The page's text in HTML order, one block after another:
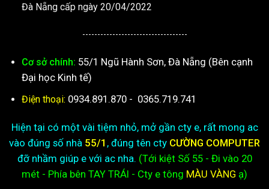
Đà Nẵng cấp ngày 20/04/2022
-----------------------------------
Cơ sở chính: 55/1 Ngũ Hành Sơn, Đà Nẵng (Bên cạnh
Đại học Kinh tế)
Điện thoại: 0934.891.870 - 0365.719.741
Hiện tại có một vài tiệm nhỏ, mở gần cty e, rất mong ac
vào đúng số nhà 55/1 , đúng tên cty CƯỜNG COMPUTER
đỡ nhầm giúp e với ac nha. (Tới kiệtSố 55 - Đi vào 20
mét - Phía bên TAY TRÁI - Cty e tông MÀU VÀNG ạ)